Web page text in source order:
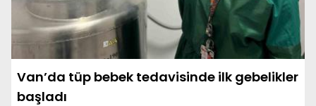
Van’da tüp bebek tedavisinde ilk gebelikler
başladı